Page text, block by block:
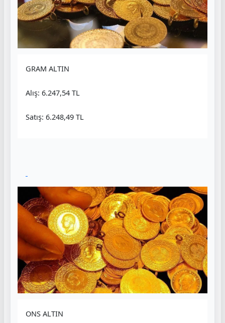
GRAM ALTIN
Alış: 6.247,54 TL
Satış: 6.248,49 TL
ONS ALTIN